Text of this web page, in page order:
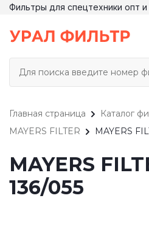
Фильтры для спецтехники опт и
Главная страница
Каталог
MAYERS FILTER
MAYERS
MAYERS
136/055